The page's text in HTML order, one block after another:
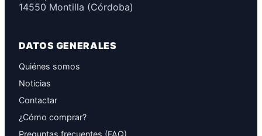
14550 Montilla (Córdoba)
DATOS GENERALES
Quiénes somos
Noticias
Contactar
¿Cómo comprar?
Preguntas frecuentes (FAQ)